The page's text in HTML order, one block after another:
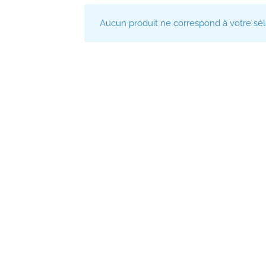
Aucun produit ne correspond à votre